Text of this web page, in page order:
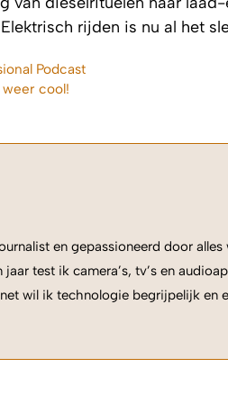
rijden is nu al het
Podcast
cool!
en gepassioneerd door
test ik camera’s, tv’s en
wil ik technologie begrijpelijk en